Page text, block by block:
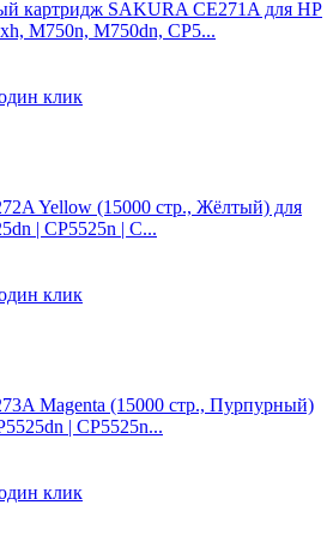
картридж SAKURA CE271A для HP
M750n, M750dn, CP5...
клик
Yellow (15000 стр., Жёлтый) для
| CP5525n | C...
клик
Magenta (15000 стр., Пурпурный)
| CP5525n...
клик